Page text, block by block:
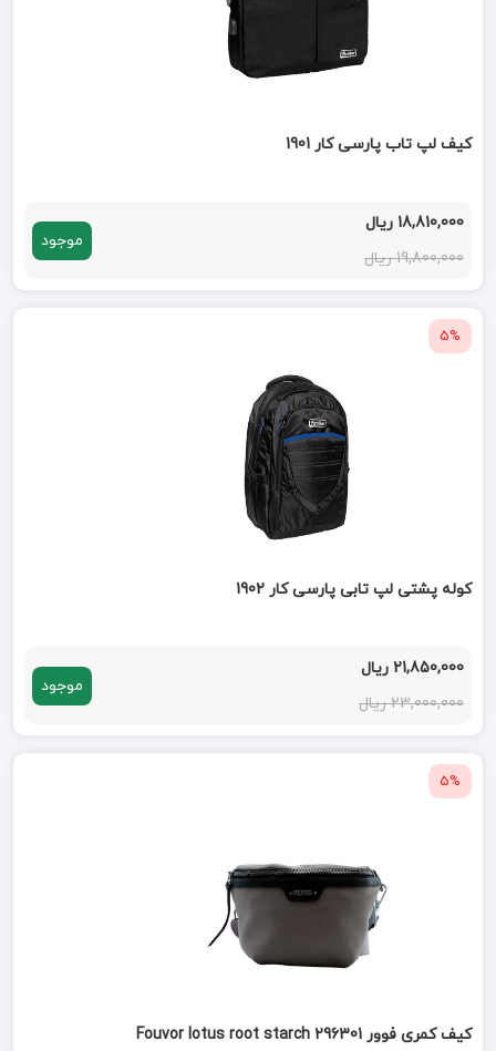
کیف لپ تاب پارسی کار 1901
18,810,000 ریال
19,800,000 ریال
موجود
5%
کوله پشتی لپ تابی پارسی کار 1902
21,850,000 ریال
23,000,000 ریال
موجود
5%
کیف کمری فوور 296301 Fouvor lotus root starch